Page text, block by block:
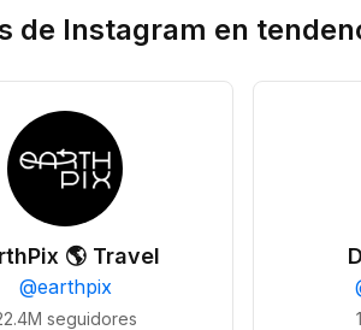
de Instagram en
🌎 Travel
@earthpix
seguidores